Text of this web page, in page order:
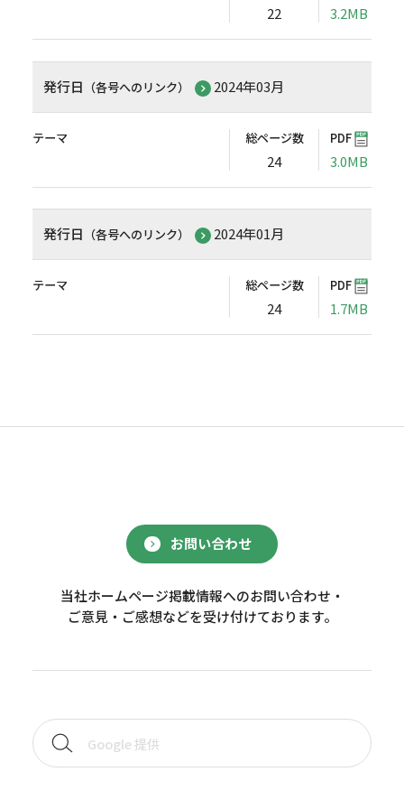
22 3.2MB
発行日 （各号へのリンク） 2024年03月
テーマ 総ページ数
24
PDF
3.0MB
発行日 （各号へのリンク） 2024年01月
テーマ 総ページ数
24
PDF
1.7MB
お問い合わせ
当社ホームページ掲載情報へのお問い合わせ・
ご意見・ご感想などを受け付けております。